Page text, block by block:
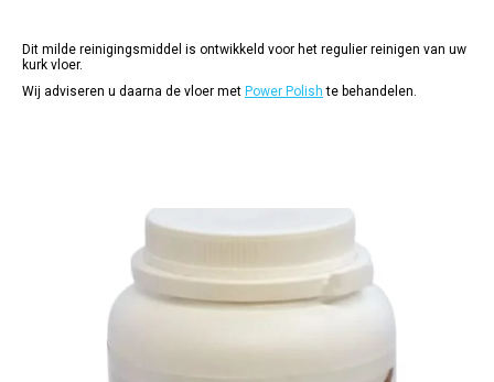
Dit milde reinigingsmiddel is ontwikkeld voor het regulier reinigen van uw
kurk vloer.
Wij adviseren u daarna de vloer met Power Polish te behandelen.